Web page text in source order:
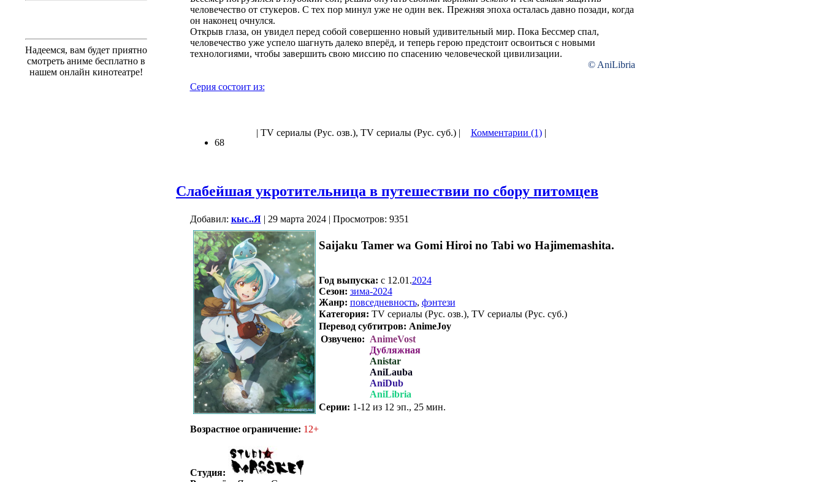
Надеемся, вам будет приятно
смотреть аниме бесплатно в
нашем онлайн кинотеатре!
человечество от стукеров. С тех пор минул уже не один век. Прежняя эпоха осталась давно позади, когда
он наконец очнулся.
Открыв глаза, он увидел перед собой совершенно новый удивительный мир. Пока Бессмер спал,
человечество уже успело шагнуть далеко вперёд, и теперь герою предстоит освоиться с новыми
технологиями, чтобы завершить свою миссию по спасению человеческой цивилизации.
© AniLibria
Серия состоит из:
68
| TV сериалы (Рус. озв.), TV сериалы (Рус. суб.) | Комментарии (1)|
Слабейшая укротительница в путешествии по сбору питомцев
Добавил: кыс..Я| 29 марта 2024 | Просмотров: 9351
Saijaku Tamer wa Gomi Hiroi no Tabi wo Hajimemashita.
Год выпуска: c 12.01.2024
Сезон: зима-2024
Жанр: повседневность, фэнтези
Категория: TV сериалы (Рус. озв.), TV сериалы (Рус. суб.)
Перевод субтитров: AnimeJoy
Озвучено: AnimeVost
Дубляжная
Anistar
AniLauba
AniDub
AniLibria
Серии: 1-12 из 12 эп., 25 мин.
Возрастное ограничение: 12+
Студия: